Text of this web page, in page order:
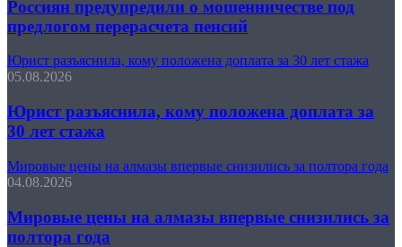
Россиян предупредили о мошенничестве под
предлогом перерасчета пенсий
Юрист разъяснила, кому положена доплата за 30 лет стажа
05.08.2026
Юрист разъяснила, кому положена доплата за
30 лет стажа
Мировые цены на алмазы впервые снизились за полтора года
04.08.2026
Мировые цены на алмазы впервые снизились за
полтора года